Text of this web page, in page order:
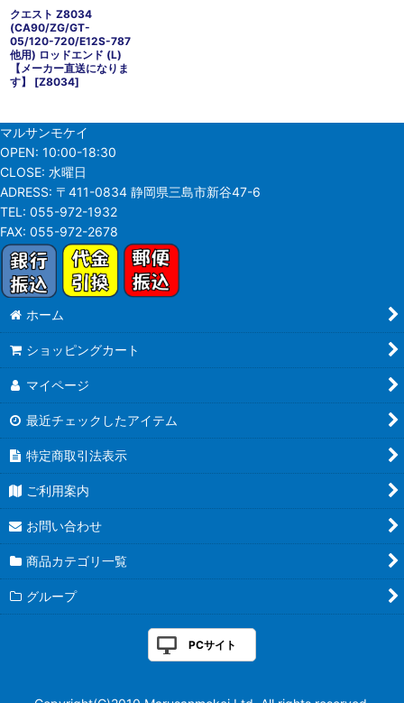
クエスト Z8034
(CA90/ZG/GT-
05/120-720/E12S-787
他用) ロッドエンド (L)
【メーカー直送になりま
す】 [Z8034]
マルサンモケイ
OPEN: 10:00-18:30
CLOSE: 水曜日
ADRESS: 〒411-0834 静岡県三島市新谷47-6
TEL: 055-972-1932
FAX: 055-972-2678
ホーム
ショッピングカート
マイページ
最近チェックしたアイテム
特定商取引法表示
ご利用案内
お問い合わせ
商品カテゴリ一覧
グループ
PCサイト